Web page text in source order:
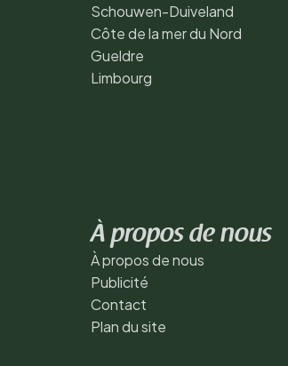
Schouwen-Duiveland
Côte de la mer du Nord
Gueldre
Limbourg
À propos de nous
À propos de nous
Publicité
Contact
Plan du site